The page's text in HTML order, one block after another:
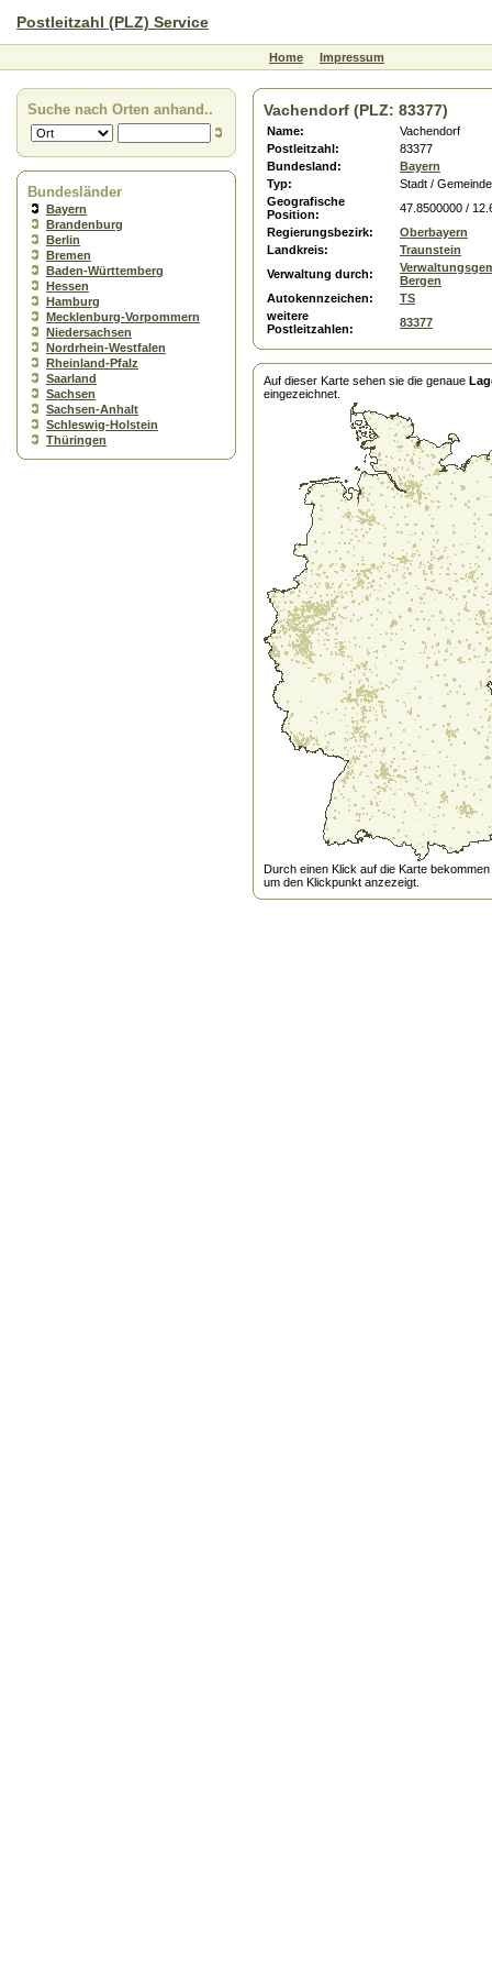
Postleitzahl (PLZ) Service
Home Impressum
Suche nach Orten anhand..
Bundesländer
Bayern
Brandenburg
Berlin
Bremen
Baden-Württemberg
Hessen
Hamburg
Mecklenburg-Vorpommern
Niedersachsen
Nordrhein-Westfalen
Rheinland-Pfalz
Saarland
Sachsen
Sachsen-Anhalt
Schleswig-Holstein
Thüringen
Vachendorf (PLZ: 83377)
Name:
Vachendorf
Postleitzahl:
83377
Bundesland:
Bayern
Typ:
Stadt / Gemeinde
Geografische
Position:
47.8500000 /
Regierungsbezirk:
Oberbayern
Landkreis:
Traunstein
Verwaltung durch:
Bergen
Autokennzeichen:
TS
weitere
Postleitzahlen:
83377
Auf dieser Karte sehen sie die genaue
eingezeichnet.
Durch einen Klick auf die Karte
um den Klickpunkt anzezeigt.